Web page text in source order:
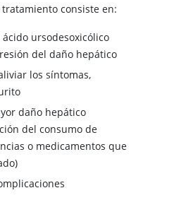
consiste en:
ursodesoxicólico
del daño hepático
los síntomas,
daño hepático
del consumo de
o medicamentos que